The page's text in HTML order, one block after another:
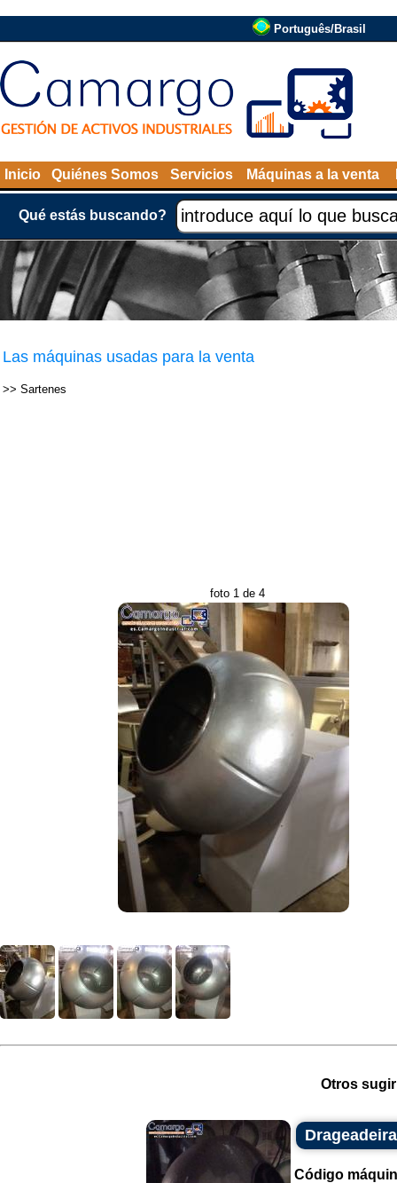
Português/Brasil
Inicio Quiénes Somos Servicios Máquinas a la venta
Qué estás buscando?
Las máquinas usadas para la venta
>> Sartenes
foto 1 de 4
Otros
Código